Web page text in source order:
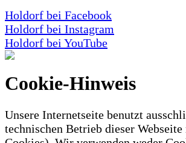
Holdorf bei Facebook
Holdorf bei Instagram
Holdorf bei YouTube
Cookie-Hinweis
Unsere Internetseite benutzt
technischen Betrieb dieser